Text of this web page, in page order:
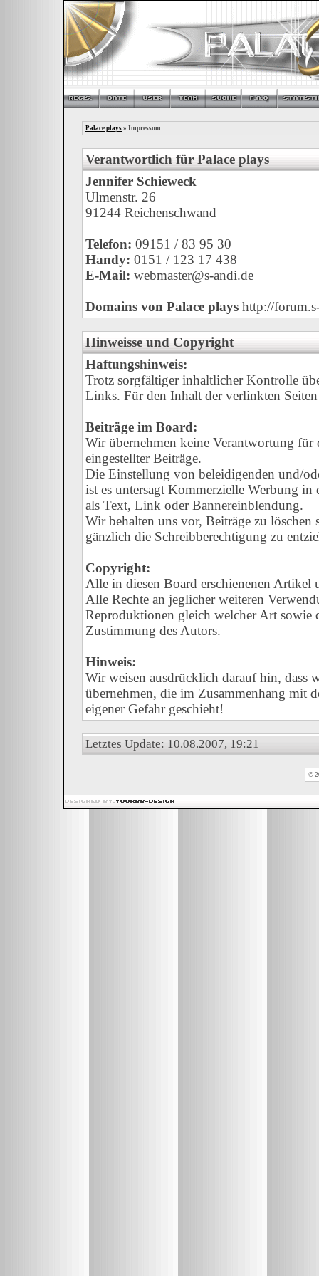
Palace plays » Impressum
Verantwortlich für Palace plays
Jennifer Schieweck
Ulmenstr. 26
91244 Reichenschwand
Telefon: 09151 / 83 95 30
Handy: 0151 / 123 17 438
E-Mail: webmaster@s-andi.de
Domains von Palace plays http://
Hinweisse und Copyright
Haftungshinweis:
Trotz sorgfältiger inhaltlicher Kontrolle
Links. Für den Inhalt der verlinkten
Beiträge im Board:
Wir übernehmen keine Verantwortung
eingestellter Beiträge.
Die Einstellung von beleidigenden und/
ist es untersagt Kommerzielle Werbung
als Text, Link oder Bannereinblendung.
Wir behalten uns vor, Beiträge zu
gänzlich die Schreibberechtigung zu
Copyright:
Alle in diesen Board erschienenen
Alle Rechte an jeglicher weiteren
Reproduktionen gleich welcher Art sowie
Zustimmung des Autors.
Hinweis:
Wir weisen ausdrücklich darauf hin,
übernehmen, die im Zusammenhang mit
eigener Gefahr geschieht!
Letztes Update: 10.08.2007, 19:21
©